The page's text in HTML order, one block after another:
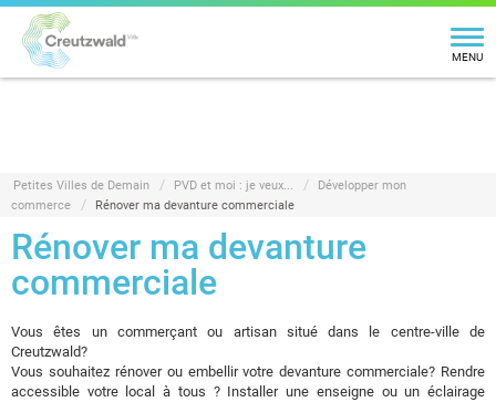
MENU
Petites Villes de Demain PVD et moi : je veux...
Développer mon
commerce
Rénover ma devanture commerciale
Rénover ma devanture
commerciale
Vous êtes un commerçant ou artisan situé dans le centre-ville de
Creutzwald?
Vous souhaitez rénover ou embellir votre devanture commerciale? Rendre
accessible votre local à tous ? Installer une enseigne ou un éclairage